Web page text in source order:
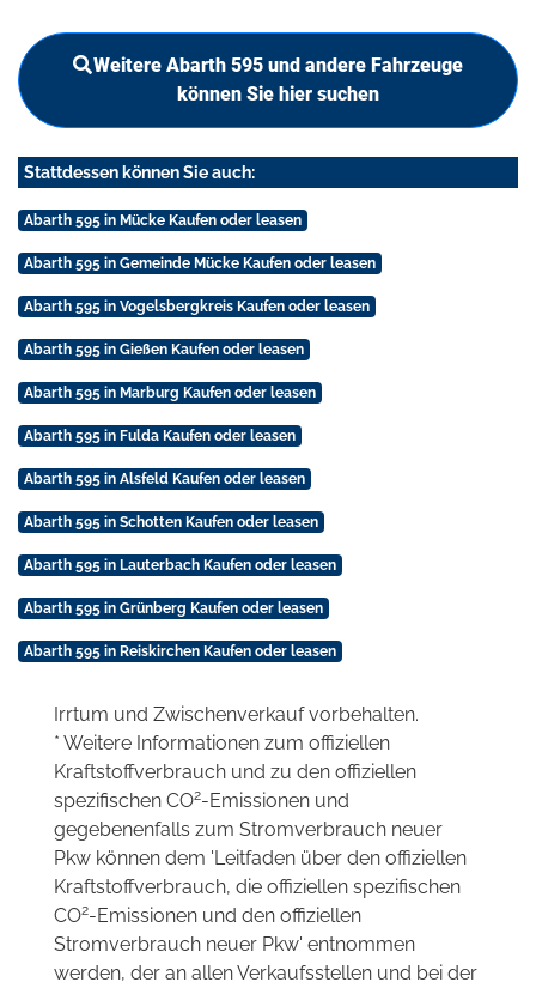
Weitere Abarth 595 und andere Fahrzeuge
können Sie hier suchen
Stattdessen können Sie auch:
Abarth 595 in Mücke Kaufen oder leasen
Abarth 595 in Gemeinde Mücke Kaufen oder leasen
Abarth 595 in Vogelsbergkreis Kaufen oder leasen
Abarth 595 in Gießen Kaufen oder leasen
Abarth 595 in Marburg Kaufen oder leasen
Abarth 595 in Fulda Kaufen oder leasen
Abarth 595 in Alsfeld Kaufen oder leasen
Abarth 595 in Schotten Kaufen oder leasen
Abarth 595 in Lauterbach Kaufen oder leasen
Abarth 595 in Grünberg Kaufen oder leasen
Abarth 595 in Reiskirchen Kaufen oder leasen
Irrtum und Zwischenverkauf vorbehalten.
* Weitere Informationen zum offiziellen
Kraftstoffverbrauch und zu den offiziellen
spezifischen CO2-Emissionen und
gegebenenfalls zum Stromverbrauch neuer
Pkw können dem 'Leitfaden über den offiziellen
Kraftstoffverbrauch, die offiziellen spezifischen
CO2-Emissionen und den offiziellen
Stromverbrauch neuer Pkw' entnommen
werden, der an allen Verkaufsstellen und bei der